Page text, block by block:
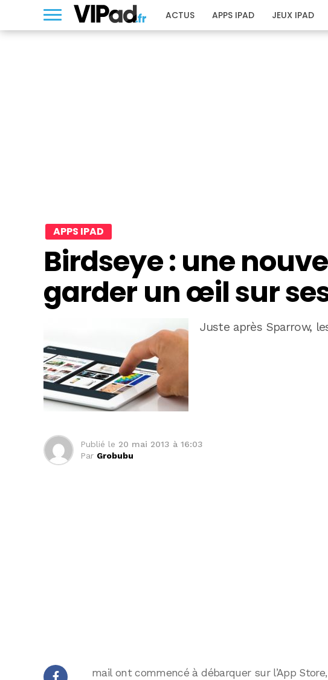
ACTUS APPS IPAD JEUX IPAD
APPS IPAD
Birdseye : une
garder un œil sur
Juste après Sparrow,
Publié le 20 mai 2013 à 16:03
Par Grobubu
mail ont commencé à débarquer sur l’App